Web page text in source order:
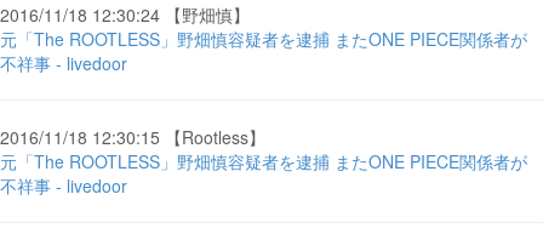
2016/11/18 12:30:24 【野畑慎】
元「The ROOTLESS」野畑慎容疑者を逮捕 またONE PIECE関係者が
不祥事 - livedoor
2016/11/18 12:30:15 【Rootless】
元「The ROOTLESS」野畑慎容疑者を逮捕 またONE PIECE関係者が
不祥事 - livedoor